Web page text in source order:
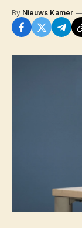
By Nieuws Kamer